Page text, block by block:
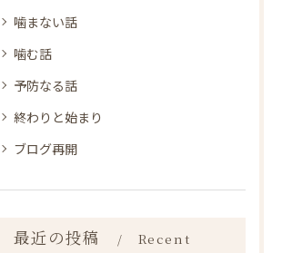
噛まない話
噛む話
予防なる話
終わりと始まり
ブログ再開
最近の投稿
Recent